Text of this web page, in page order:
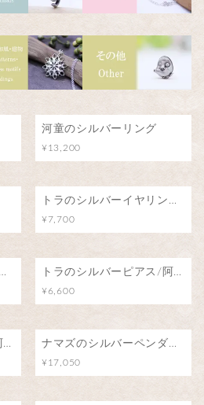
河童のシルバーリング
¥13,200
トラのシルバーイヤリング/阿吽のトラ（片耳）
¥7,700
トラのシルバーイヤリング/阿吽のトラ（両耳） トラのシルバーピアス/阿吽のトラ（片耳）
¥6,600
トラのシルバーピアス/阿吽のトラ（両耳） ナマズのシルバーペンダント
¥17,050